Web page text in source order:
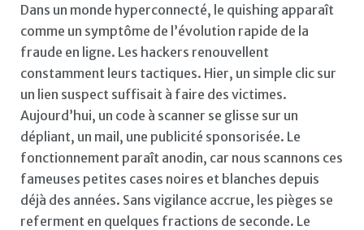
Dans un monde hyperconnecté, le quishing apparaît
comme un symptôme de l’évolution rapide de la
fraude en ligne. Les hackers renouvellent
constamment leurs tactiques. Hier, un simple clic sur
un lien suspect suffisait à faire des victimes.
Aujourd’hui, un code à scanner se glisse sur un
dépliant, un mail, une publicité sponsorisée. Le
fonctionnement paraît anodin, car nous scannons ces
fameuses petites cases noires et blanches depuis
déjà des années. Sans vigilance accrue, les pièges se
referment en quelques fractions de seconde. Le